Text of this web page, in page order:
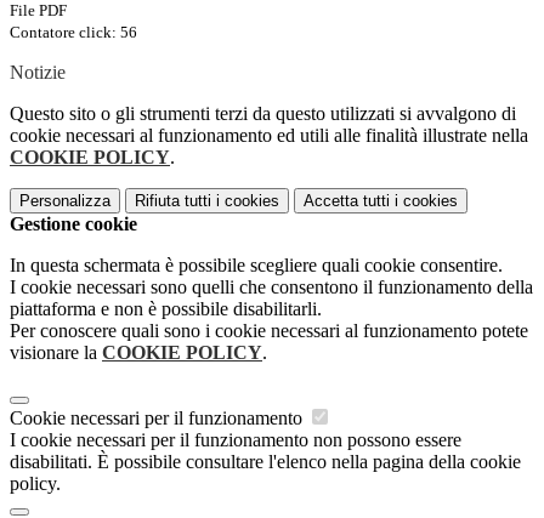
File PDF
Contatore click: 56
Notizie
Questo sito o gli strumenti terzi da questo utilizzati si avvalgono di
cookie necessari al funzionamento ed utili alle finalità illustrate nella
COOKIE POLICY.
Personalizza Rifiuta tutti i cookies Accetta tutti i cookies
Gestione cookie
In questa schermata è possibile scegliere quali cookie consentire.
I cookie necessari sono quelli che consentono il funzionamento della
piattaforma e non è possibile disabilitarli.
Per conoscere quali sono i cookie necessari al funzionamento potete
visionare la COOKIE POLICY.
Cookie necessari per il funzionamento
I cookie necessari per il funzionamento non possono essere
disabilitati. È possibile consultare l'elenco nella pagina della cookie
policy.